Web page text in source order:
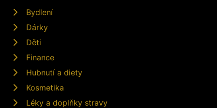
Bydlení
Dárky
Děti
Finance
Hubnutí a diety
Kosmetika
Léky a doplňky stravy